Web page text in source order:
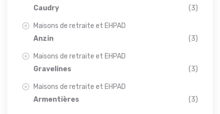
Caudry
(3)
Maisons de retraite et EHPAD
Anzin
(3)
Maisons de retraite et EHPAD
Gravelines
(3)
Maisons de retraite et EHPAD
Armentières
(3)